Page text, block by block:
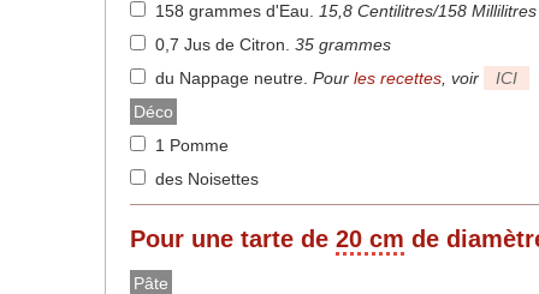
158 grammes d'Eau
15,8 Centilitres/158 Millilitres
0,7 Jus de Citron 35 grammes
du Nappage neutre Pour les recettes , voir
ICI
Déco
1 Pomme
des Noisettes
Pour une tarte de 20 cm de
Pâte